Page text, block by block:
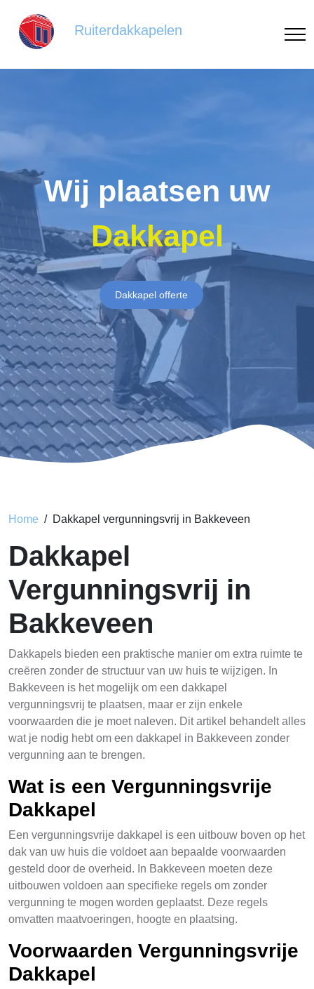
Ruiterdakkapelen
Wij plaatsen uw
Dakkapel
Dakkapel offerte
Home Dakkapel vergunningsvrij in Bakkeveen
Dakkapel
Vergunningsvrij in
Bakkeveen
Dakkapels bieden een praktische manier om extra ruimte te
creëren zonder de structuur van uw huis te wijzigen. In
Bakkeveen is het mogelijk om een dakkapel
vergunningsvrij te plaatsen, maar er zijn enkele
voorwaarden die je moet naleven. Dit artikel behandelt alles
wat je nodig hebt om een dakkapel in Bakkeveen zonder
vergunning aan te brengen.
Wat is een Vergunningsvrije
Dakkapel
Een vergunningsvrije dakkapel is een uitbouw boven op het
dak van uw huis die voldoet aan bepaalde voorwaarden
gesteld door de overheid. In Bakkeveen moeten deze
uitbouwen voldoen aan specifieke regels om zonder
vergunning te mogen worden geplaatst. Deze regels
omvatten maatvoeringen, hoogte en plaatsing.
Voorwaarden Vergunningsvrije
Dakkapel